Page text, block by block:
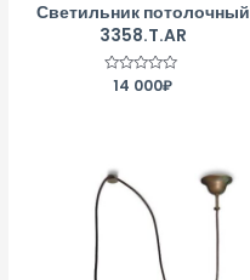
Светильник потолочный
3358.T.AR
Оценка
14 000₽